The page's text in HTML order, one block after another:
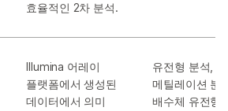
효율적인 2차 분석.
Illumina 어레이
플랫폼에서 생성된
데이터에서 의미
유전형 분석,
메틸레이션 분
배수체 유전형